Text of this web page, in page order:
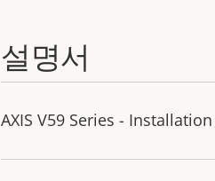
설명서
AXIS V59 Series -